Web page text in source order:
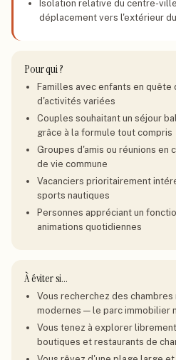
Isolation relative du centre-
déplacement vers l'extérieur
Pour qui ?
Familles avec enfants en
d'activités variées
Couples souhaitant un séjour
grâce à la formule tout compris
Groupes d'amis ou réunions en
de vie commune
Vacanciers prioritairement
sports nautiques
Personnes appréciant un
animations quotidiennes
À éviter si…
Vous recherchez des
modernes — le parc immobilier
Vous tenez à explorer
boutiques et restaurants de